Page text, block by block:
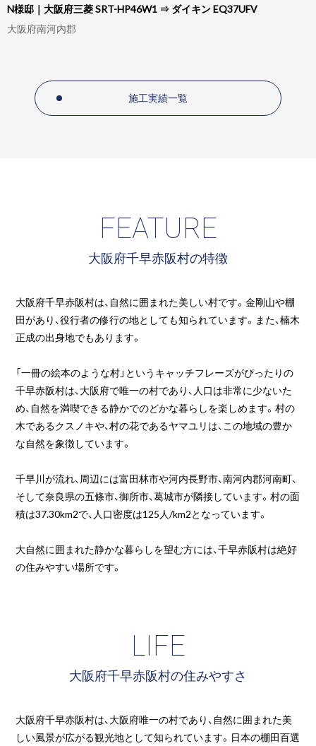
N様邸｜大阪府三菱 SRT-HP46W1 ⇒ ダイキン EQ37UFV
大阪府南河内郡
施工実績一覧
FEATURE
大阪府千早赤阪村の特徴
大阪府千早赤阪村は、自然に囲まれた美しい村です。金剛山や棚
田があり、役行者の修行の地としても知られています。また、楠木
正成の出身地でもあります。
「一冊の絵本のような村」というキャッチフレーズがぴったりの
千早赤阪村は、大阪府で唯一の村であり、人口は非常に少ないた
め、自然を満喫できる静かでのどかな暮らしを楽しめます。村の
木であるクスノキや、村の花であるヤマユリは、この地域の豊か
な自然を象徴しています。
千早川が流れ、周辺には富田林市や河内長野市、南河内郡河南町、
そして奈良県の五條市、御所市、葛城市が隣接しています。村の面
積は37.30km2で、人口密度は125人/km2となっています。
大自然に囲まれた静かな暮らしを望む方には、千早赤阪村は絶好
の住みやすい場所です。
LIFE
大阪府千早赤阪村の住みやすさ
大阪府千早赤阪村は、大阪府唯一の村であり、自然に囲まれた美
しい風景が広がる観光地として知られています。日本の棚田百選